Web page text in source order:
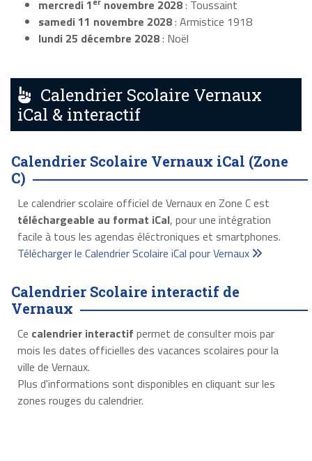
mercredi 1
novembre 2028: Toussaint
samedi 11 novembre 2028: Armistice 1918
lundi 25 décembre 2028: Noël
Calendrier Scolaire Vernaux
iCal & interactif
Calendrier Scolaire Vernaux iCal (Zone
C)
Le calendrier scolaire officiel de Vernaux en Zone C est
téléchargeable au format iCal, pour une intégration
facile à tous les agendas éléctroniques et smartphones.
Télécharger le Calendrier Scolaire iCal pour Vernaux
Calendrier Scolaire interactif de
Vernaux
Ce calendrier interactif permet de consulter mois par
mois les dates officielles des vacances scolaires pour la
ville de Vernaux.
Plus d'informations sont disponibles en cliquant sur les
zones rouges du calendrier.